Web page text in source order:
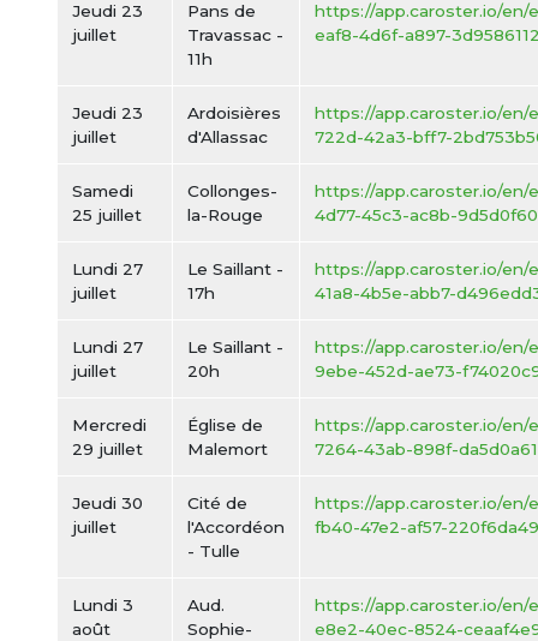
Jeudi 23
juillet
Pans de
Travassac -
11h
https://app.caroster.io/en/
eaf8-4d6f-a897-
Jeudi 23
juillet
Ardoisières
d'Allassac
https://app.caroster.io/en/
722d-42a3-bff7-
Samedi
25 juillet
Collonges-
la-Rouge
https://app.caroster.io/en/
4d77-45c3-ac8b-
Lundi 27
juillet
Le Saillant -
17h
https://app.caroster.io/en/
41a8-4b5e-abb7-
Lundi 27
juillet
Le Saillant -
20h
https://app.caroster.io/en/
9ebe-452d-ae73-
Mercredi
29 juillet
Église de
Malemort
https://app.caroster.io/en/
7264-43ab-898f-
Jeudi 30
juillet
Cité de
l'Accordéon
- Tulle
https://app.caroster.io/en/
fb40-47e2-af57-
Lundi 3
août
Aud.
Sophie-
https://app.caroster.io/en/
e8e2-40ec-8524-